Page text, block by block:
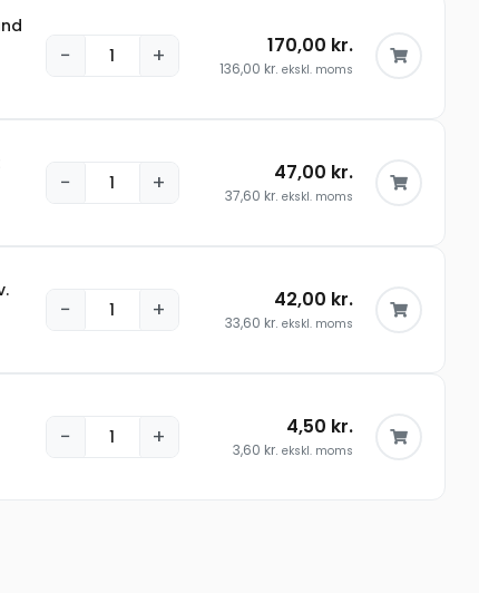
− + 170,00 kr.
136,00 kr. ekskl. moms
− + 47,00 kr.
37,60 kr. ekskl. moms
− + 42,00 kr.
33,60 kr. ekskl. moms
− + 4,50 kr.
3,60 kr. ekskl. moms